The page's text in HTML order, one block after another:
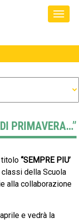
PRIMAVERA…”
titolo “SEMPRE PIU’
della Scuola
alla collaborazione
e vedrà la